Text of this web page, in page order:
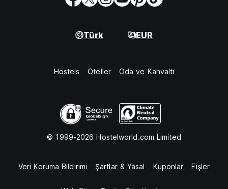
Türk EUR
Hostels Oteller Oda ve Kahvaltı
© 1999-2026 Hostelworld.com Limited
Veri Koruma Bildirimi Şartlar & Yasal Kuponlar Fişler